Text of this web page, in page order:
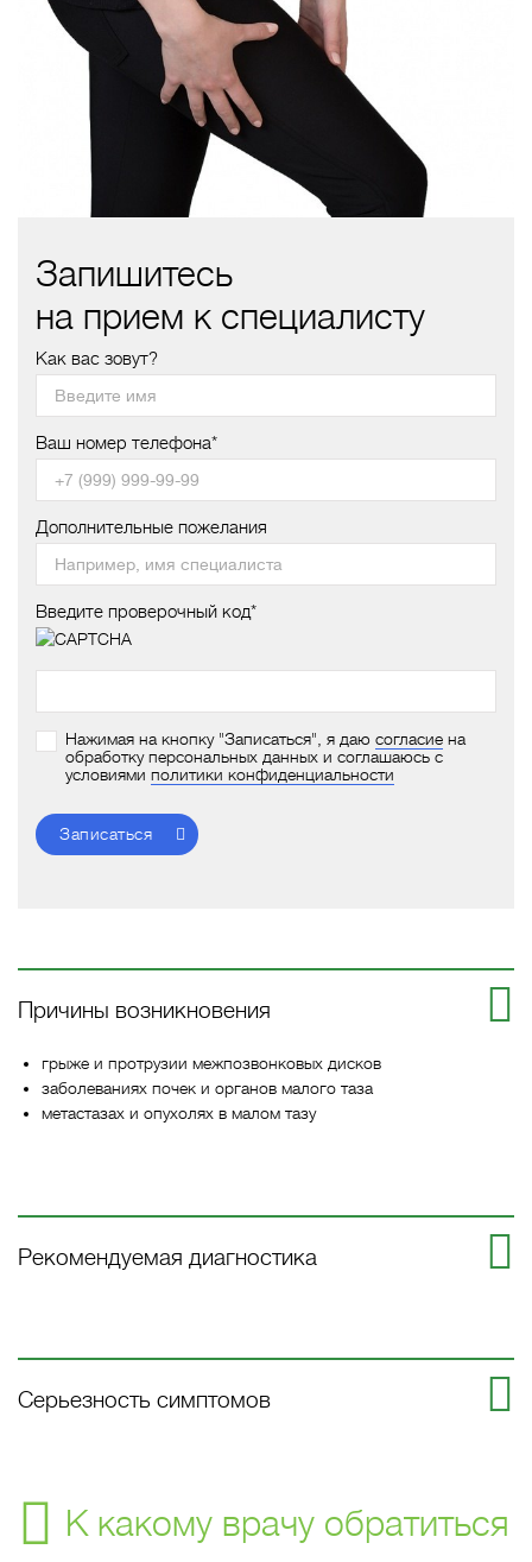
Запишитесь
на прием к специалисту
Как вас зовут?
Ваш номер телефона*
Дополнительные пожелания
Введите проверочный код*
Нажимая на кнопку "Записаться", я даю согласие на
обработку персональных данных и соглашаюсь с
условиями политики конфиденциальности
Записаться
Причины возникновения
грыже и протрузии межпозвонковых дисков
заболеваниях почек и органов малого таза
метастазах и опухолях в малом тазу
Рекомендуемая диагностика
Серьезность симптомов
К какому врачу обратиться